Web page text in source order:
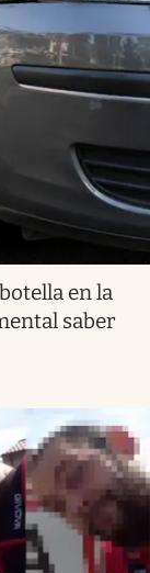
en la
saber